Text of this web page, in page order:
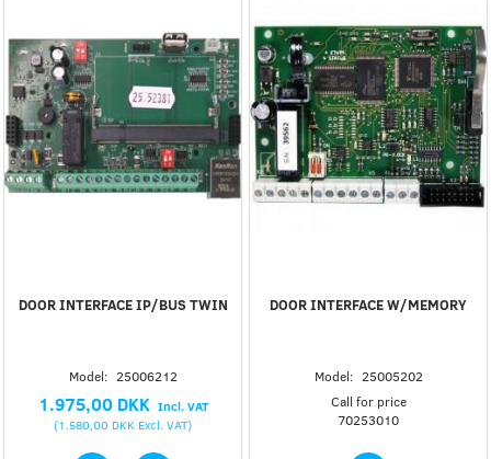
DOOR INTERFACE IP/BUS TWIN
Model: 25006212
1.975,00 DKK Incl. VAT
(1.580,00 DKK Excl. VAT)
DOOR INTERFACE W/MEMORY
Model: 25005202
Call for price
70253010